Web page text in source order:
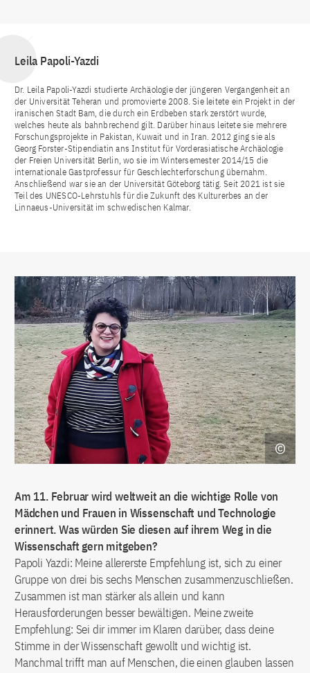
Leila Papoli-Yazdi
Dr. Leila Papoli-Yazdi studierte Archäologie der jüngeren Vergangenheit an
der Universität Teheran und promovierte 2008. Sie leitete ein Projekt in der
iranischen Stadt Bam, die durch ein Erdbeben stark zerstört wurde,
welches heute als bahnbrechend gilt. Darüber hinaus leitete sie mehrere
Forschungsprojekte in Pakistan, Kuwait und in Iran. 2012 ging sie als
Georg Forster-Stipendiatin ans Institut für Vorderasiatische Archäologie
der Freien Universität Berlin, wo sie im Wintersemester 2014/15 die
internationale Gastprofessur für Geschlechterforschung übernahm.
Anschließend war sie an der Universität Göteborg tätig. Seit 2021 ist sie
Teil des UNESCO-Lehrstuhls für die Zukunft des Kulturerbes an der
Linnaeus-Universität im schwedischen Kalmar.
Am 11. Februar wird weltweit an die wichtige Rolle von
Mädchen und Frauen in Wissenschaft und Technologie
erinnert. Was würden Sie diesen auf ihrem Weg in die
Wissenschaft gern mitgeben?
Papoli Yazdi: Meine allererste Empfehlung ist, sich zu einer
Gruppe von drei bis sechs Menschen zusammenzuschließen.
Zusammen ist man stärker als allein und kann
Herausforderungen besser bewältigen. Meine zweite
Empfehlung: Sei dir immer im Klaren darüber, dass deine
Stimme in der Wissenschaft gewollt und wichtig ist.
Manchmal trifft man auf Menschen, die einen glauben lassen